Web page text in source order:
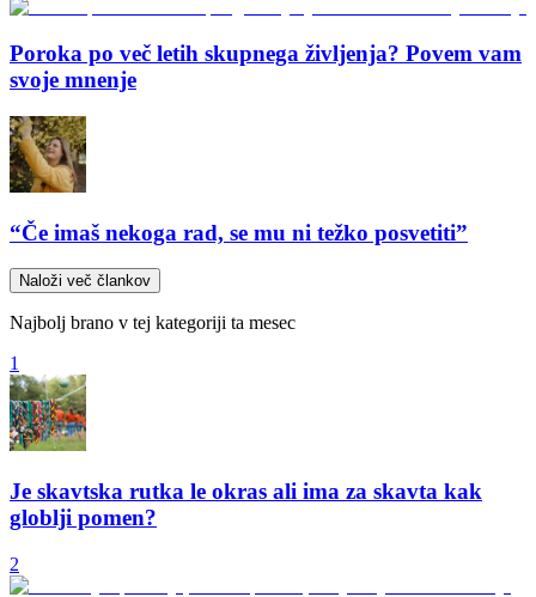
Poroka po več letih skupnega življenja? Povem vam
svoje mnenje
“Če imaš nekoga rad, se mu ni težko posvetiti”
Naloži več člankov
Najbolj brano v tej kategoriji ta mesec
1
Je skavtska rutka le okras ali ima za skavta kak
globlji pomen?
2